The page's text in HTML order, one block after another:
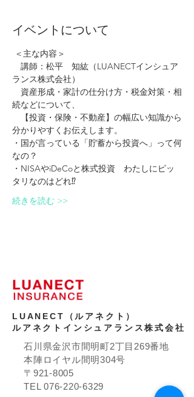
イベントについて
＜主な内容＞
講師：松平　知紘（LUANECTインシュア
ランス株式会社）
資産形成・家計の仕分け方・税金対策・相
続などについて、
【投資・保険・不動産】の幅広い知識から
分かりやすくお伝えします。
・国が言っている「貯蓄から投資へ」って何
なの？
・NISAやiDeCoと株式投資　わたしにピッ
タリなのはどれ⁉
続きを読む >>
LUANECT（ルアネクト）
ルアネクトインシュアランス株式会社
石川県金沢市間明町2丁目269番地
本陣ロイヤル間明304号
〒921-8005
TEL 076-220-6329